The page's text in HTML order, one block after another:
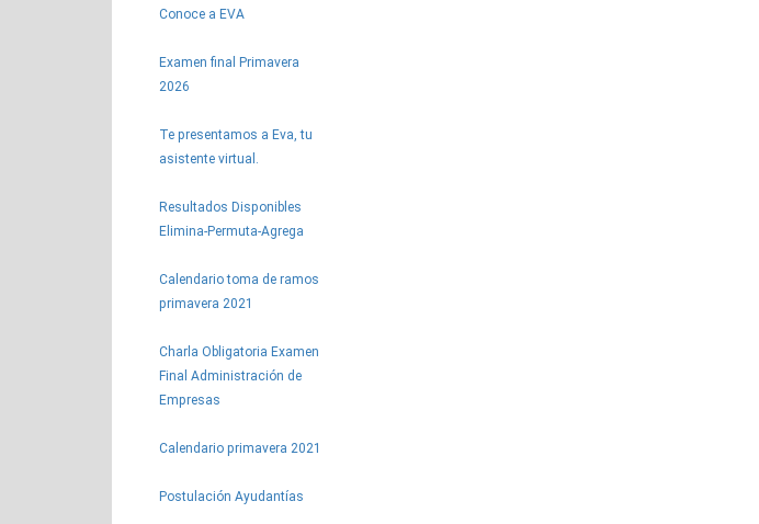
Conoce a EVA
Examen final Primavera
2026
Te presentamos a Eva, tu
asistente virtual.
Resultados Disponibles
Elimina-Permuta-Agrega
Calendario toma de ramos
primavera 2021
Charla Obligatoria Examen
Final Administración de
Empresas
Calendario primavera 2021
Postulación Ayudantías